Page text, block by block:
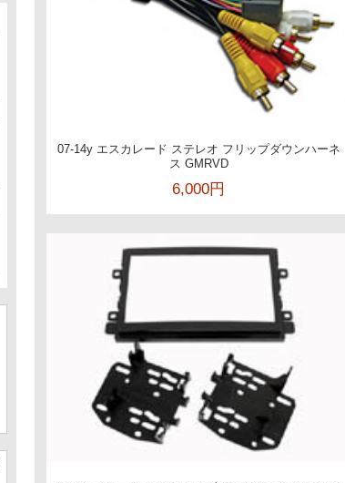
07-14y エスカレード ステレオ フリップダウンハーネ
ス GMRVD
6,000円